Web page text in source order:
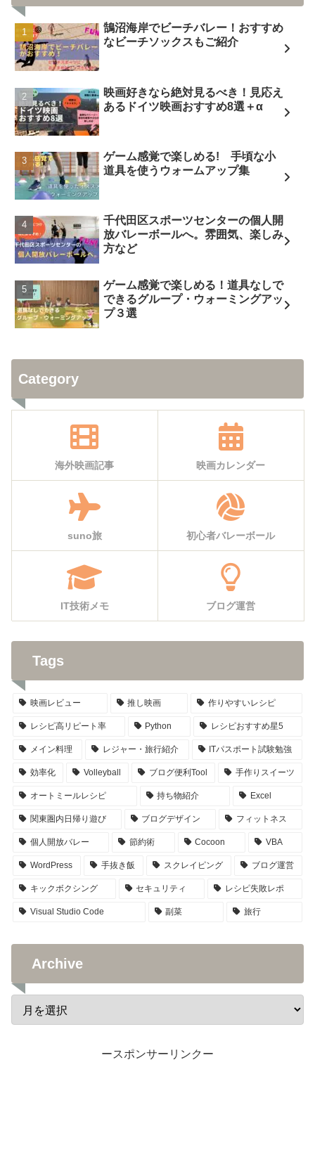
鵠沼海岸でビーチバレー！おすすめ
なビーチソックスもご紹介
映画好きなら絶対見るべき！見応え
あるドイツ映画おすすめ8選＋α
ゲーム感覚で楽しめる! 手頃な小
道具を使うウォームアップ集
千代田区スポーツセンターの個人開
放バレーボールへ。雰囲気、楽しみ
方など
ゲーム感覚で楽しめる！道具なしで
できるグループ・ウォーミングアッ
プ３選
Category
海外映画記事 映画カレンダー
suno旅 初心者バレーボール
IT技術メモ ブログ運営
Tags
映画レビュー 推し映画 作りやすいレシピ
レシピ高リピート率 Python レシピおすすめ星5
メイン料理 レジャー・旅行紹介 ITパスポート試験勉強
効率化 Volleyball ブログ便利Tool 手作りスイーツ
オートミールレシピ 持ち物紹介 Excel
関東圏内日帰り遊び ブログデザイン フィットネス
個人開放バレー 節約術 Cocoon VBA
WordPress 手抜き飯 スクレイピング ブログ運営
キックボクシング セキュリティ レシピ失敗レポ
Visual Studio Code 副菜 旅行
Archive
ースポンサーリンクー